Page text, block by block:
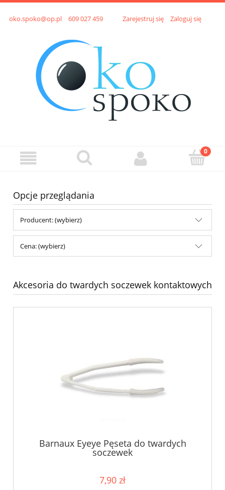
oko.spoko@op.pl 609 027 459 Zarejestruj się Zaloguj się
Opcje przeglądania
Producent: (wybierz)
Cena: (wybierz)
Akcesoria do twardych soczewek kontaktowych
Barnaux Eyeye Pęseta do twardych
soczewek
7,90 zł